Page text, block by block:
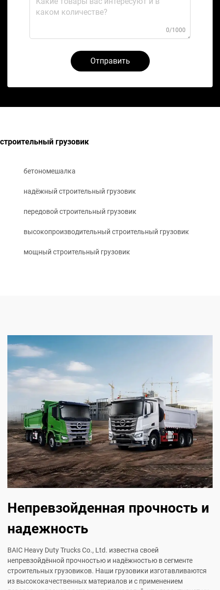
0/1000
Отправить
строительный грузовик
бетономешалка
надёжный строительный грузовик
передовой строительный грузовик
высокопроизводительный строительный грузовик
мощный строительный грузовик
Непревзойденная прочность и
надежность
BAIC Heavy Duty Trucks Co., Ltd. известна своей
непревзойдённой прочностью и надёжностью в сегменте
строительных грузовиков. Наши грузовики изготавливаются
из высококачественных материалов и с применением